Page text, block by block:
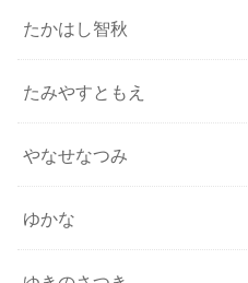
たかはし智秋
たみやすともえ
やなせなつみ
ゆかな